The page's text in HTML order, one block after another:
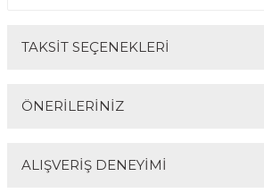
TAKSİT SEÇENEKLERİ
ÖNERİLERİNİZ
Bu ürünün fiyat bilgisi, resim, ürün
ALIŞVERİŞ DENEYİMİ